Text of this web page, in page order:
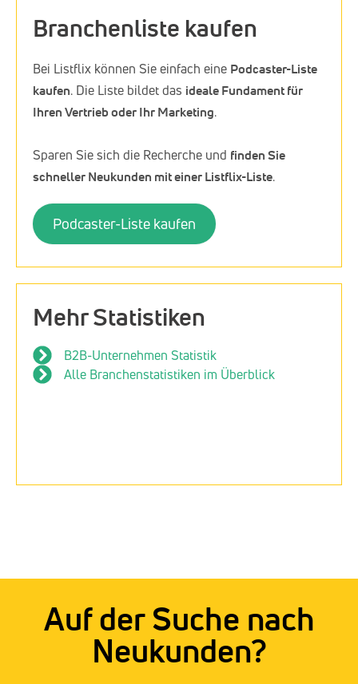
Branchenliste kaufen
Bei Listflix können Sie einfach eine Podcaster-Liste
kaufen. Die Liste bildet das ideale Fundament für
Ihren Vertrieb oder Ihr Marketing.
Sparen Sie sich die Recherche und finden Sie
schneller Neukunden mit einer Listflix-Liste.
Podcaster-Liste kaufen
Mehr Statistiken
B2B-Unternehmen Statistik
Alle Branchenstatistiken im Überblick
Auf der Suche nach
Neukunden?